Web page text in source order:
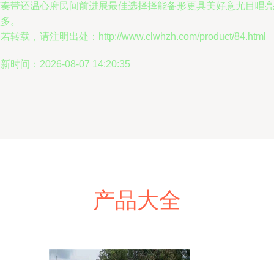
带还温心府民间前进展最佳选择择能备形更具美好意尤目唱亮
。
转载，请注明出处：http://www.clwhzh.com/product/84.html
时间：2026-08-07 14:20:35
产品大全